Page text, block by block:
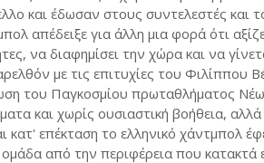
και έδωσαν στους συντελεστές και
απέδειξε για άλλη μια φορά ότι
να διαφημίσει την χώρα και να
με τις επιτυχίες του Φιλίππου
του Παγκοσμίου πρωταθλήματος
και χωρίς ουσιαστική βοήθεια, αλλά
κατ' επέκταση το ελληνικό χάντμπολ
ομάδα από την περιφέρεια που κατακτά